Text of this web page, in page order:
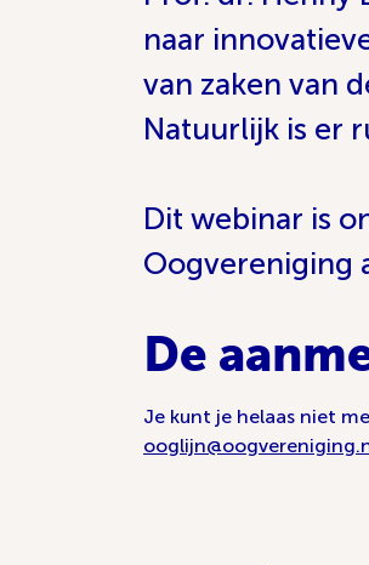
naar
van zaken van
Natuurlijk is er
Dit webinar is
Oogvereniging
De
Je kunt je helaas niet